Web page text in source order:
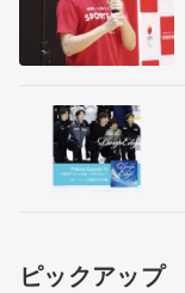
ピックアップ